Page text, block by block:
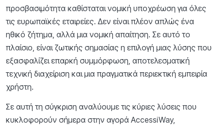
προσβασιμότητα καθίσταται νομική υποχρέωση για όλες
τις ευρωπαϊκές εταιρείες. Δεν είναι πλέον απλώς ένα
ηθικό ζήτημα, αλλά μια νομική απαίτηση. Σε αυτό το
πλαίσιο, είναι ζωτικής σημασίας η επιλογή μιας λύσης που
εξασφαλίζει επαρκή συμμόρφωση, αποτελεσματική
τεχνική διαχείριση και μια πραγματικά περιεκτική εμπειρία
χρήστη.
Σε αυτή τη σύγκριση αναλύουμε τις κύριες λύσεις που
κυκλοφορούν σήμερα στην αγορά AccessiWay,